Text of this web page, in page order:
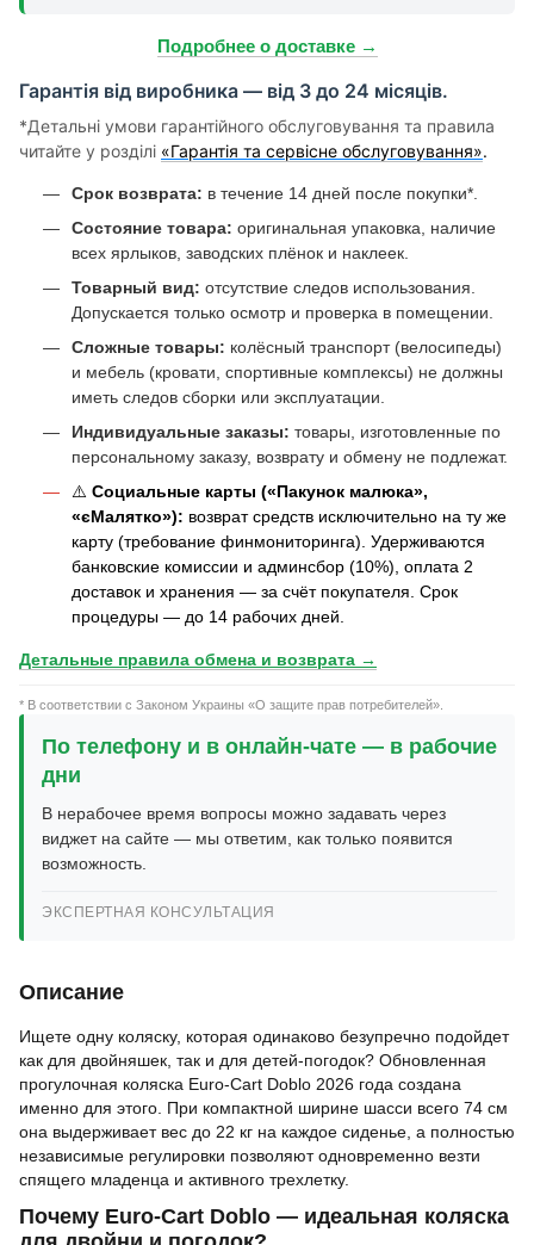
Подробнее о доставке →
Гарантія від виробника — від 3 до 24 місяців.
*Детальні умови гарантійного обслуговування та правила
читайте у розділі «Гарантія та сервісне обслуговування».
Срок возврата: в течение 14 дней после покупки*.
Состояние товара: оригинальная упаковка, наличие
всех ярлыков, заводских плёнок и наклеек.
Товарный вид: отсутствие следов использования.
Допускается только осмотр и проверка в помещении.
Сложные товары: колёсный транспорт (велосипеды)
и мебель (кровати, спортивные комплексы) не должны
иметь следов сборки или эксплуатации.
Индивидуальные заказы: товары, изготовленные по
персональному заказу, возврату и обмену не подлежат.
⚠️ Социальные карты («Пакунок малюка»,
«єМалятко»): возврат средств исключительно на ту же
карту (требование финмониторинга). Удерживаются
банковские комиссии и админсбор (10%), оплата 2
доставок и хранения — за счёт покупателя. Срок
процедуры — до 14 рабочих дней.
Детальные правила обмена и возврата →
* В соответствии с Законом Украины «О защите прав потребителей».
По телефону и в онлайн-чате — в рабочие
дни
В нерабочее время вопросы можно задавать через
виджет на сайте — мы ответим, как только появится
возможность.
ЭКСПЕРТНАЯ КОНСУЛЬТАЦИЯ
Описание
Ищете одну коляску, которая одинаково безупречно подойдет
как для двойняшек, так и для детей-погодок? Обновленная
прогулочная коляска Euro-Cart Doblo 2026 года создана
именно для этого. При компактной ширине шасси всего 74 см
она выдерживает вес до 22 кг на каждое сиденье, а полностью
независимые регулировки позволяют одновременно везти
спящего младенца и активного трехлетку.
Почему Euro-Cart Doblo — идеальная коляска